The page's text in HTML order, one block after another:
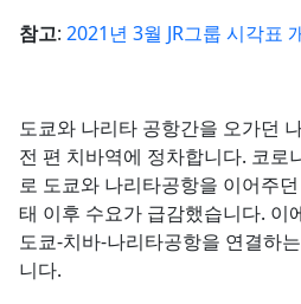
참고: 2021년 3월 JR그룹 시각표
도쿄와 나리타 공항간을 오가던
전 편 치바역에 정차합니다. 코로
로 도쿄와 나리타공항을 이어주
태 이후 수요가 급감했습니다. 이
도쿄-치바-나리타공항을 연결하
니다.